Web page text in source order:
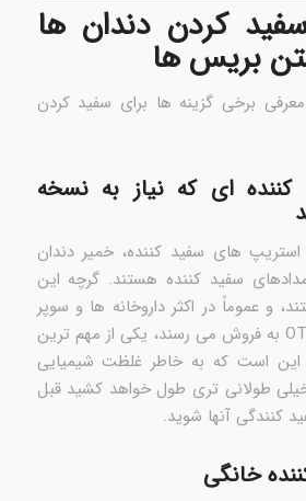
کردن دندان ها
بریس ها
برخی گزینه ها برای سفید کردن
ای که نیاز به نسخه
های سفید کننده، خمیر دندان
سفید کننده هستند. گرچه این
و عموماً در اکثر داروخانه ها و سوپر
مارکت ها به صورت OTC به فروش می رسند، یکی از مهم ترین
است که به خاطر غلظت شیمیایی
طولانی تری طول خواهد کشید قبل
کنندگی آنها شوید.
خانگی